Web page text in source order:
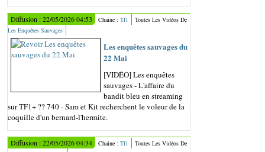
Diffusion : 22/05/2026 04:53 Chaine : Tf1
Toutes Les Vidéos De
Les Enquêtes Sauvages
Les enquêtes sauvages du
22 Mai
[VIDÉO] Les enquêtes
sauvages - L'affaire du
bandit bleu en streaming
sur TF1+ ?? 740 - Sam et Kit recherchent le voleur de la
coquille d'un bernard-l'hermite.
Diffusion : 22/05/2026 04:34 Chaine : Tf1
Toutes Les Vidéos De